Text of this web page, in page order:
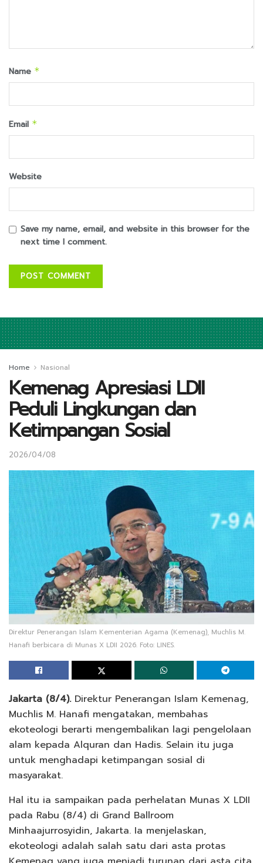
Name *
Email *
Website
Save my name, email, and website in this browser for the
next time I comment.
Home Nasional
Kemenag Apresiasi LDII
Peduli Lingkungan dan
Ketimpangan Sosial
2026/04/08
Direktur Penerangan Islam Kementerian Agama (Kemenag), Muchlis M.
Hanafi berbicara di Munas X LDII 2026. Foto: LINES.
Jakarta (8/4).Direktur Penerangan Islam Kemenag,
Muchlis M. Hanafi mengatakan, membahas
ekoteologi berarti mengembalikan lagi pengelolaan
alam kepada Alquran dan Hadis. Selain itu juga
untuk menghadapi ketimpangan sosial di
masyarakat.
Hal itu ia sampaikan pada perhelatan Munas X LDII
pada Rabu (8/4) di Grand Ballroom
Minhaajurrosyidin, Jakarta. Ia menjelaskan,
ekoteologi adalah salah satu dari asta protas